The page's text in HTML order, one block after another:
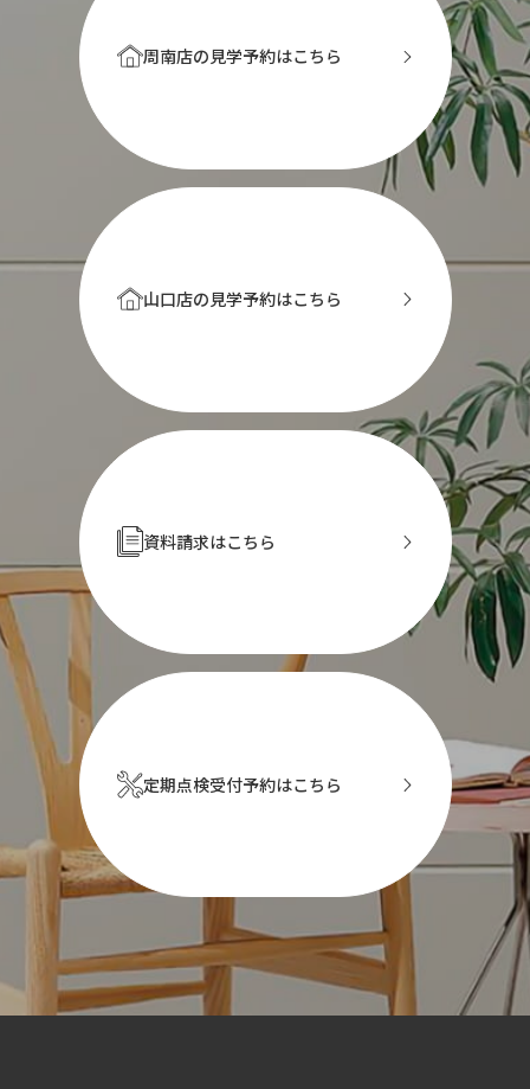
周南店の見学予約はこちら
山口店の見学予約はこちら
資料請求はこちら
定期点検受付予約はこちら